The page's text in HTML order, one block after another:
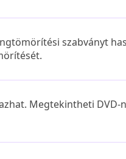
szabványt
Megtekintheti DVD-